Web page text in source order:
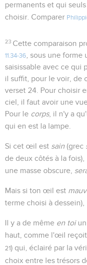
permanents et qui
choisir. Comparer
23 Cette comparaison
11.34-36
, sous une
saisissable avec ce qui
il suffit, pour le voir, de
verset 24. Pour choisir
ciel, il faut avoir une
Pour le corps, il n'y a
qui en est la lampe.
Si cet œil est sain (grec
de deux côtés à la fois),
une masse obscure,
Mais si ton œil est
terme choisi à dessein),
Il y a de même en toiun
haut, comme l'œil
21) qui, éclairé par la
choix entre les trésors